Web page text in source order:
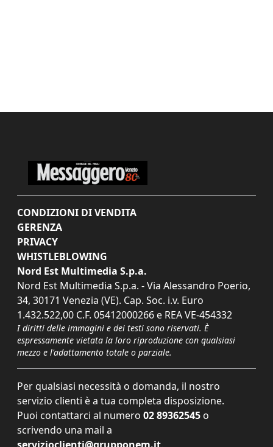
CONDIZIONI DI VENDITA
GERENZA
PRIVACY
WHISTLEBLOWING
Nord Est Multimedia S.p.a.
Nord Est Multimedia S.p.a. - Via Alessandro Poerio,
34, 30171 Venezia (VE). Cap. Soc. i.v. Euro
1.432.522,00 C.F. 05412000266 e REA VE-454332
I diritti delle immagini e dei testi sono riservati. È
espressamente vietata la loro riproduzione con qualsiasi
mezzo e l'adattamento totale o parziale.
Per qualsiasi necessità o domanda, il nostro
servizio clienti è a tua completa disposizione.
Puoi contattarci al numero 02 89362545 o
scrivendo una mail a
servizioclienti@grupponem.it